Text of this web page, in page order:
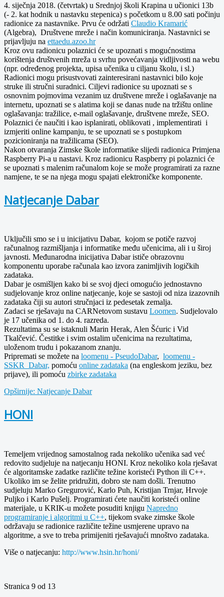
4. siječnja 2018. (četvrtak) u Srednjoj školi Krapina u učionici 13b
(- 2. kat hodnik u nastavku stepenica) s početkom u 8.00 sati počinju
radionice za nastavnike. Prvu će održati Claudio Kramarić
(Algebra), Društvene mreže i način komuniciranja. Nastavnici se
prijavljuju na ettaedu.azoo.hr
Kroz ovu radionicu polaznici će se upoznati s mogućnostima
korištenja društvenih mreža u svrhu povećavanja vidljivosti na webu
(npr. određenog projekta, upisa učenika u ciljanu školu, i sl.)
Radionici mogu prisustvovati zainteresirani nastavnici bilo koje
struke ili stručni suradnici. Ciljevi radionice su upoznati se s
osnovnim pojmovima vezanim uz društvene mreže i oglašavanje na
internetu, upoznati se s alatima koji se danas nude na tržištu online
oglašavanja: tražilice, e-mail oglašavanje, društvene mreže, SEO.
Polaznici će naučiti i kao isplanirati, oblikovati , implementirati i
izmjeriti online kampanju, te se upoznati se s postupkom
pozicioniranja na tražilicama (SEO).
Nakon otvaranja Zimske škole informatike slijedi radionica Primjena
Raspberry Pi-a u nastavi. Kroz radionicu Raspberry pi polaznici će
se upoznati s malenim računalom koje se može programirati za razne
namjene, te se na njega mogu spajati elektroničke komponente.
Natjecanje Dabar
Uključili smo se i u inicijativu Dabar, kojom se potiče razvoj
računalnog razmišljanja i informatike među učenicima, ali i u široj
javnosti. Međunarodna inicijativa Dabar ističe obrazovnu
komponentu uporabe računala kao izvora zanimljivih logičkih
zadataka.
Dabar je osmišljen kako bi se svoj djeci omogućio jednostavno
sudjelovanje kroz online natjecanje, koje se sastoji od niza izazovnih
zadataka čiji su autori stručnjaci iz pedesetak zemalja.
Zadaci se rješavaju na CARNetovom sustavu Loomen. Sudjelovalo
je 17 učenika od 1. do 4. razreda.
Rezultatima su se istaknuli Marin Herak, Alen Šćuric i Vid
Tkalčević. Čestitke i svim ostalim učenicima na rezultatima,
uloženom trudu i pokazanom znanju.
Pripremati se možete na loomenu - PseudoDabar, loomenu -
SSKR_Dabar, pomoću online zadataka (na engleskom jeziku, bez
prijave), ili pomoću zbirke zadataka
Opširnije: Natjecanje Dabar
HONI
Temeljem vrijednog samostalnog rada nekoliko učenika sad već
redovito sudjeluje na natjecanju HONI. Kroz nekoliko kola rješavat
će algoritamske zadatke različite težine koristeći Python ili C++.
Ukoliko im se želite pridružiti, dobro ste nam došli. Trenutno
sudjeluju Marko Gregurović, Karlo Puh, Kristijan Trnjar, Hrvoje
Puljko i Karlo Pušelj. Programirati ćete naučiti koristeći online
materijale, u KRIK-u možete posuditi knjigu Napredno
programiranje i algoritmi u C++, tijekom svake zimske škole
održavaju se radionice različite težine usmjerene upravo na
algoritme, a sve to treba primijeniti rješavajući mnoštvo zadataka.
Više o natjecanju: http://www.hsin.hr/honi/
Stranica 9 od 13